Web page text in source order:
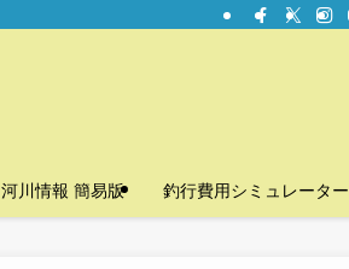
河川情報 簡易版 釣行費用シミュレーター